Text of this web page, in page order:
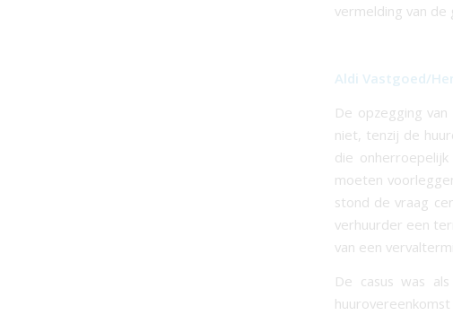
vermelding van de
Aldi Vastgoed/
De opzegging
niet, tenzij de
die
moeten
stond de vraag
verhuurder een
van een
De casus was